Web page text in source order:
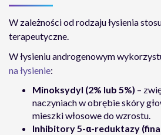
W zależności od rodzaju łysienia
terapeutyczne.
W łysieniu androgenowym
na łysienie:
Minoksydyl (2% lub 5%) –
naczyniach w obrębie skóry
mieszki włosowe do wzrostu.
Inhibitory 5-α-reduktazy